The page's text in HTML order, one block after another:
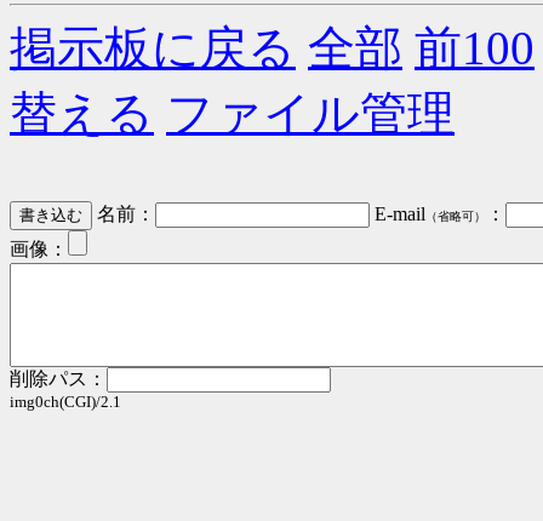
掲示板に戻る 全部 前100
替える ファイル管理
名前： E-mail （省略可）
：
画像：
削除パス：
img0ch(CGI)/2.1